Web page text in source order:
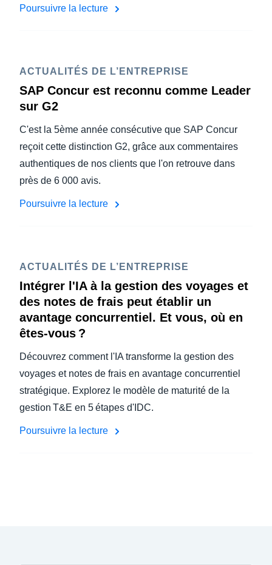
Poursuivre la lecture
ACTUALITÉS DE L’ENTREPRISE
SAP Concur est reconnu comme Leader
sur G2
C'est la 5ème année consécutive que SAP Concur
reçoit cette distinction G2, grâce aux commentaires
authentiques de nos clients que l'on retrouve dans
près de 6 000 avis.
Poursuivre la lecture
ACTUALITÉS DE L’ENTREPRISE
Intégrer l'IA à la gestion des voyages et
des notes de frais peut établir un
avantage concurrentiel. Et vous, où en
êtes-vous ?
Découvrez comment l'IA transforme la gestion des
voyages et notes de frais en avantage concurrentiel
stratégique. Explorez le modèle de maturité de la
gestion T&E en 5 étapes d'IDC.
Poursuivre la lecture